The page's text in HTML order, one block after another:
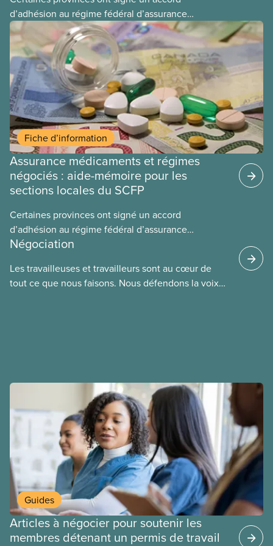
d’adhésion au régime fédéral d’assurance
médicaments. Les sections locales du SCFP dans
ces provinces s’interrogent sur l’incidence que ce
régime pourrait avoir sur leurs avantages
sociaux actuels.
Fiche d’information
Assurance médicaments et régimes
négociés : aide-mémoire pour les
sections locales du SCFP
Certaines provinces ont signé un accord
d’adhésion au régime fédéral d’assurance
médicaments. Les sections locales du SCFP dans
régime pourrait avoir sur leurs avantages
sociaux actuels.
Négociation
Les travailleuses et travailleurs sont au cœur de
tout ce que nous faisons. Nous défendons la voix
Guides
Articles à négocier pour soutenir les
membres détenant un permis de travail